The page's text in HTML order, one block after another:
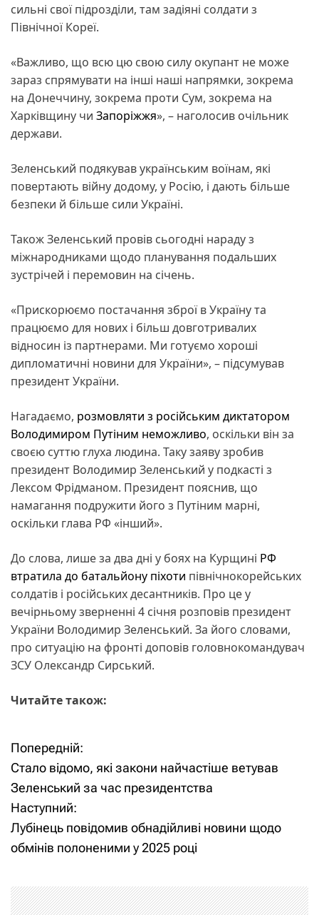
сильні свої підрозділи, там задіяні солдати з
Північної Кореї.
«Важливо, що всю цю свою силу окупант не може
зараз спрямувати на інші наші напрямки, зокрема
на Донеччину, зокрема проти Сум, зокрема на
Харківщину чи Запоріжжя», – наголосив очільник
держави.
Зеленський подякував українським воїнам, які
повертають війну додому, у Росію, і дають більше
безпеки й більше сили Україні.
Також Зеленський провів сьогодні нараду з
міжнародниками щодо планування подальших
зустрічей і перемовин на січень.
«Прискорюємо постачання зброї в Україну та
працюємо для нових і більш довготривалих
відносин із партнерами. Ми готуємо хороші
дипломатичні новини для України», – підсумував
президент України.
Нагадаємо, розмовляти з російським диктатором
Володимиром Путіним неможливо, оскільки він за
своєю суттю глуха людина. Таку заяву зробив
президент Володимир Зеленський у подкасті з
Лексом Фрідманом. Президент пояснив, що
намагання подружити його з Путіним марні,
оскільки глава РФ «інший».
До слова, лише за два дні у боях на Курщині РФ
втратила до батальйону піхоти північнокорейських
солдатів і російських десантників. Про це у
вечірньому зверненні 4 січня розповів президент
України Володимир Зеленський. За його словами,
про ситуацію на фронті доповів головнокомандувач
ЗСУ Олександр Сирський.
Читайте також:
Н
а
в
і
а
Попередній:
Стало відомо, які закони найчастіше ветував
Зеленський за час президентства
Наступний:
Лубінець повідомив обнадійливі новини щодо
обмінів полоненими у 2025 році